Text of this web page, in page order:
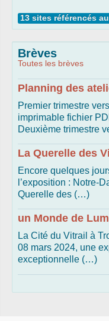
13 sites référencés
Brèves
Toutes les brèves
Planning des
Premier trimestre
imprimable fichier
Deuxième trimestre
La Querelle des
Encore quelques
l’exposition : Notre-
Querelle des (…)
un Monde de
La Cité du Vitrail à
08 mars 2024, une
exceptionnelle (…)